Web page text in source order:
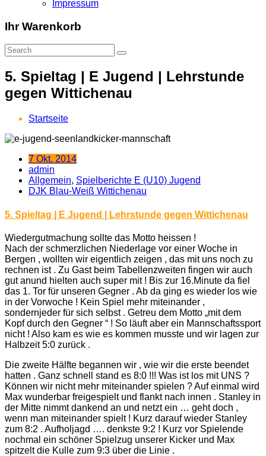
Impressum
Ihr Warenkorb
5. Spieltag | E Jugend | Lehrstunde
gegen Wittichenau
Startseite
7 Okt. 2014
admin
Allgemein, Spielberichte E (U10) Jugend
DJK Blau-Weiß Wittichenau
5. Spieltag | E Jugend | Lehrstunde gegen Wittichenau
Wiedergutmachung sollte das Motto heissen !
Nach der schmerzlichen Niederlage vor einer Woche in
Bergen , wollten wir eigentlich zeigen , das mit uns noch zu
rechnen ist . Zu Gast beim Tabellenzweiten fingen wir auch
gut anund hielten auch super mit ! Bis zur 16.Minute da fiel
das 1. Tor für unseren Gegner . Ab da ging es wieder los wie
in der Vorwoche ! Kein Spiel mehr miteinander ,
sondernjeder für sich selbst . Getreu dem Motto „mit dem
Kopf durch den Gegner “ ! So läuft aber ein Mannschaftssport
nicht ! Also kam es wie es kommen musste und wir lagen zur
Halbzeit 5:0 zurück .
Die zweite Hälfte begannen wir , wie wir die erste beendet
hatten . Ganz schnell stand es 8:0 !!! Was ist los mit UNS ?
Können wir nicht mehr miteinander spielen ? Auf einmal wird
Max wunderbar freigespielt und flankt nach innen . Stanley in
der Mitte nimmt dankend an und netzt ein … geht doch ,
wenn man miteinander spielt ! Kurz darauf wieder Stanley
zum 8:2 . Aufholjagd …. denkste 9:2 ! Kurz vor Spielende
nochmal ein schöner Spielzug unserer Kicker und Max
spitzelt die Kulle zum 9:3 über die Linie .